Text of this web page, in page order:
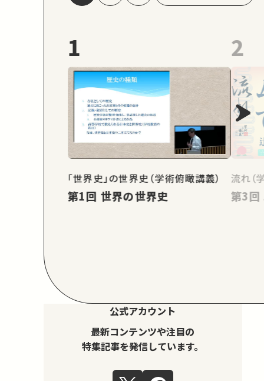
1
「世界史」の世界史（学術俯瞰講義）
第1回 世界の世界史
2
流れ（
公式アカウント
最新コンテンツや注目の
特集記事を発信しています。